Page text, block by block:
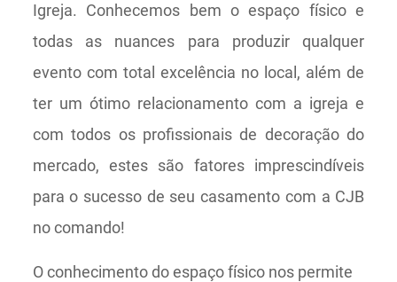
Igreja. Conhecemos bem o espaço físico e
todas as nuances para produzir qualquer
evento com total excelência no local, além de
ter um ótimo relacionamento com a igreja e
com todos os profissionais de decoração do
mercado, estes são fatores imprescindíveis
para o sucesso de seu casamento com a CJB
no comando!
O conhecimento do espaço físico nos permite